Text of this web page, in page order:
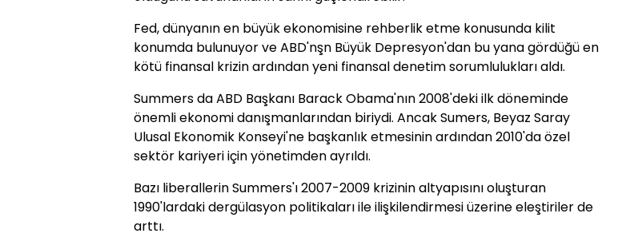
Fed, dünyanın en büyük ekonomisine rehberlik etme konusunda kilit
konumda bulunuyor ve ABD'nşn Büyük Depresyon'dan bu yana gördüğü en
kötü finansal krizin ardından yeni finansal denetim sorumlulukları aldı.
Summers da ABD Başkanı Barack Obama'nın 2008'deki ilk döneminde
önemli ekonomi danışmanlarından biriydi. Ancak Sumers, Beyaz Saray
Ulusal Ekonomik Konseyi'ne başkanlık etmesinin ardından 2010'da özel
sektör kariyeri için yönetimden ayrıldı.
Bazı liberallerin Summers'ı 2007-2009 krizinin altyapısını oluşturan
1990'lardaki dergülasyon politikaları ile ilişkilendirmesi üzerine eleştiriler de
arttı.